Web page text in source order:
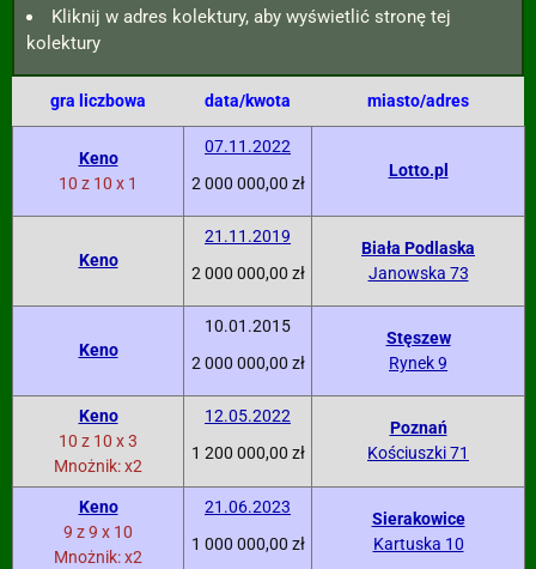
Kliknij w adres kolektury, aby wyświetlić stronę tej
kolektury
gra liczbowa data/kwota miasto/adres
Keno
10 z 10 x 1
07.11.2022
2 000 000,00 zł
Lotto.pl
Keno
21.11.2019
2 000 000,00 zł
Biała Podlaska
Janowska 73
Keno
10.01.2015
2 000 000,00 zł
Stęszew
Rynek 9
Keno
10 z 10 x 3
Mnożnik: x2
12.05.2022
1 200 000,00 zł
Poznań
Kościuszki 71
Keno
9 z 9 x 10
Mnożnik: x2
21.06.2023
1 000 000,00 zł
Sierakowice
Kartuska 10